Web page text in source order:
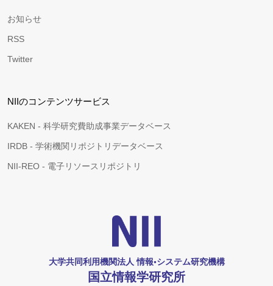
お知らせ
RSS
Twitter
NIIのコンテンツサービス
KAKEN - 科学研究費助成事業データベース
IRDB - 学術機関リポジトリデータベース
NII-REO - 電子リソースリポジトリ
大学共同利用機関法人 情報•システム研究機構
国立情報学研究所